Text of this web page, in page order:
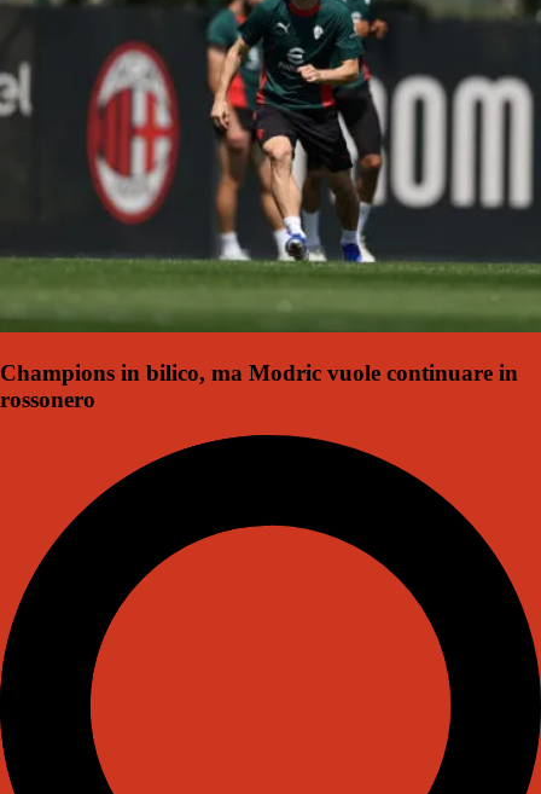
Champions in bilico, ma Modric vuole continuare in
rossonero